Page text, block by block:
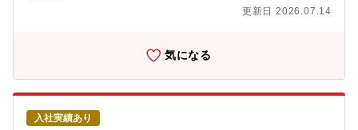
スターや各種治具による電気特性の選別、X線検査装置による選別
ー部の部長として、各グループのマネジメントや体制整備・運
営、現場の技術指導等を行って頂きます。※VAセンターで行って
いる参考業務内容（開発・設計）■品質評価・部品・モジュールの
機能評価（評価・認定）■顧客認定支援・マネジメントレビュー、
デザインレビューなどの新規認定の対応・認定に必要な指定帳票
の作成 等■化学物質調査・IMDS、CAMDS、chemSHERPAな
更新日 2026.07.14
気になる
入社実績あり